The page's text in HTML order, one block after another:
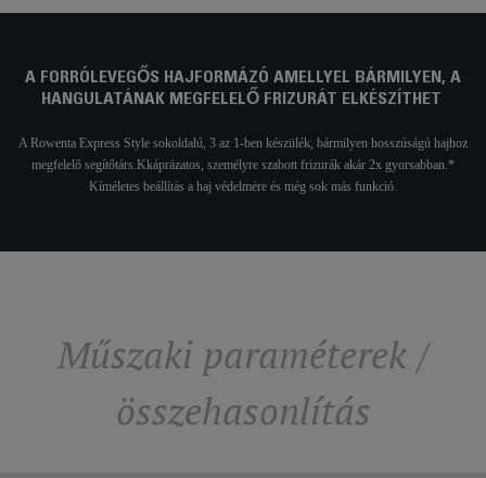
A FORRÓLEVEGŐS HAJFORMÁZÓ AMELLYEL BÁRMILYEN, A
HANGULATÁNAK MEGFELELŐ FRIZURÁT ELKÉSZÍTHET
A Rowenta Express Style sokoldalú, 3 az 1-ben készülék, bármilyen hosszúságú hajhoz
megfelelő segítőtárs.Kkáprázatos, személyre szabott frizurák akár 2x gyorsabban.*
Kíméletes beállítás a haj védelmére és még sok más funkció.
Műszaki paraméterek /
összehasonlítás